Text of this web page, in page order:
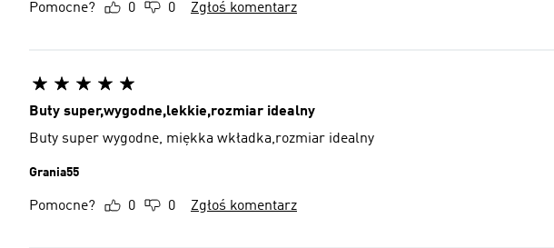
Pomocne? 0 0 Zgłoś komentarz
Buty super,wygodne,lekkie,rozmiar idealny
Buty super wygodne, miękka wkładka,rozmiar idealny
Grania55
Pomocne? 0 0 Zgłoś komentarz